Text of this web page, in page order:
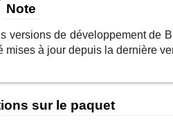
Note
versions de développement de
mises à jour depuis la dernière
sur le paquet